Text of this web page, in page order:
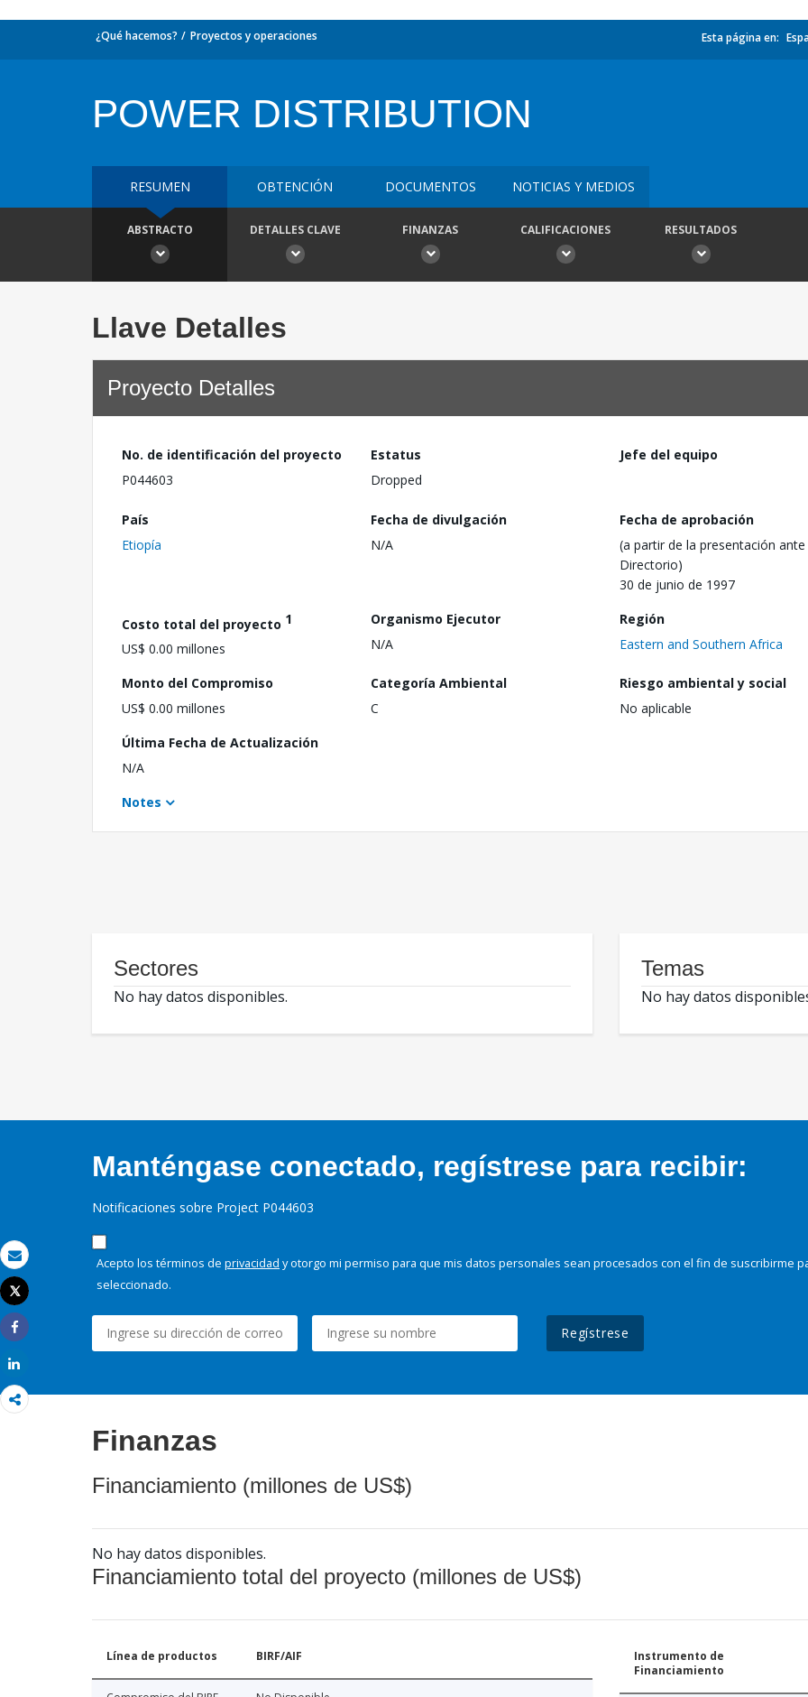
Correo electrónico
Imprimir
Tweet
Share
¿Qué hacemos? Proyectos y operaciones Esta página en:
POWER DISTRIBUTION
RESUMEN OBTENCIÓN DOCUMENTOS NOTICIAS Y MEDIOS
ABSTRACTO DETALLES CLAVE FINANZAS CALIFICACIONES RESULTADOS
Llave Detalles
Proyecto Detalles
No. de identificación del proyecto
P044603
Estatus
Dropped
Jefe del equipo
País
Etiopía
Fecha de divulgación
N/A
Fecha de aprobación
(a partir de la presentación ante
Directorio)
30 de junio de 1997
Costo total del proyecto 1
US$ 0.00 millones
Organismo Ejecutor
N/A
Región
Eastern and Southern Africa
Monto del Compromiso
US$ 0.00 millones
Categoría Ambiental
C
Riesgo ambiental y social
No aplicable
Última Fecha de Actualización
N/A
Notes
Sectores
No hay datos disponibles.
Temas
No hay datos
Manténgase conectado, regístrese para recibir:
Notificaciones sobre Project P044603
Acepto los términos de privacidad y otorgo mi permiso para que mis datos personales sean procesados con el fin de suscribirme
seleccionado.
Regístrese
Finanzas
Financiamiento (millones de US$)
No hay datos disponibles.
Financiamiento total del proyecto (millones de US$)
Línea de productos BIRF/AIF
Instrumento de
Financiamiento